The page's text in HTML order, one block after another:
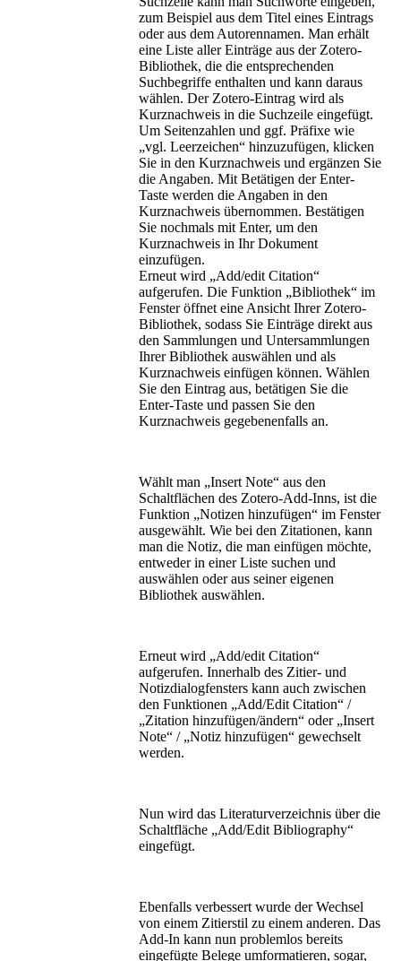
zum Beispiel aus dem Titel eines Eintrags
oder aus dem Autorennamen. Man erhält
eine Liste aller Einträge aus der Zotero-
Bibliothek, die die entsprechenden
Suchbegriffe enthalten und kann daraus
wählen. Der Zotero-Eintrag wird als
Kurznachweis in die Suchzeile eingefügt.
Um Seitenzahlen und ggf. Präfixe wie
„vgl. Leerzeichen“ hinzuzufügen, klicken
Sie in den Kurznachweis und ergänzen Sie
die Angaben. Mit Betätigen der Enter-
Taste werden die Angaben in den
Kurznachweis übernommen. Bestätigen
Sie nochmals mit Enter, um den
Kurznachweis in Ihr Dokument
einzufügen.
Erneut wird „Add/edit Citation“
aufgerufen. Die Funktion „Bibliothek“ im
Fenster öffnet eine Ansicht Ihrer Zotero-
Bibliothek, sodass Sie Einträge direkt aus
den Sammlungen und Untersammlungen
Ihrer Bibliothek auswählen und als
Kurznachweis einfügen können. Wählen
Sie den Eintrag aus, betätigen Sie die
Enter-Taste und passen Sie den
Kurznachweis gegebenenfalls an.
Wählt man „Insert Note“ aus den
Schaltflächen des Zotero-Add-Inns, ist die
Funktion „Notizen hinzufügen“ im Fenster
ausgewählt. Wie bei den Zitationen, kann
man die Notiz, die man einfügen möchte,
entweder in einer Liste suchen und
auswählen oder aus seiner eigenen
Bibliothek auswählen.
Erneut wird „Add/edit Citation“
aufgerufen. Innerhalb des Zitier- und
Notizdialogfensters kann auch zwischen
den Funktionen „Add/Edit Citation“ /
„Zitation hinzufügen/ändern“ oder „Insert
Note“ / „Notiz hinzufügen“ gewechselt
werden.
Nun wird das Literaturverzeichnis über die
Schaltfläche „Add/Edit Bibliography“
eingefügt.
Ebenfalls verbessert wurde der Wechsel
von einem Zitierstil zu einem anderen. Das
Add-In kann nun problemlos bereits
eingefügte Belege umformatieren, sogar,